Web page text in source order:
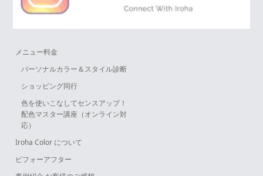
メニュー料金
パーソナルカラー＆スタイル診断
ショッピング同行
色を使いこなしてセンスアップ！
配色マスター講座（オンライン対
応）
Iroha Color について
ビフォーアフター